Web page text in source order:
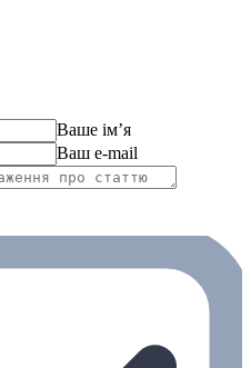
Ваше імʼя
Ваш e-mail